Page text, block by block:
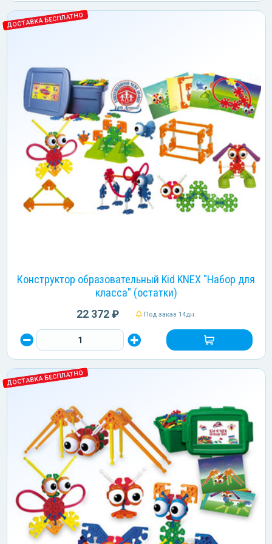
ДОСТАВКА БЕСПЛАТНО
Конструктор образовательный Kid KNEX "Набор для
класса" (остатки)
22 372 ₽ Под заказ 14дн.
ДОСТАВКА БЕСПЛАТНО